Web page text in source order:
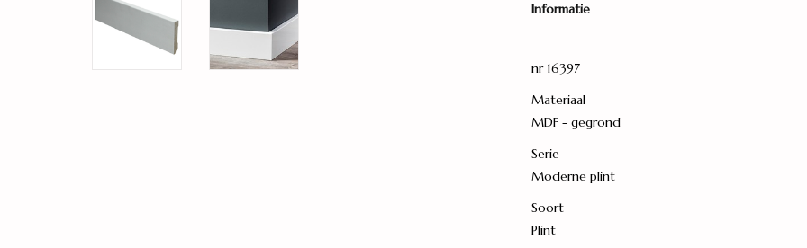
Informatie
nr 16397
Materiaal
MDF - gegrond
Serie
Moderne plint
Soort
Plint